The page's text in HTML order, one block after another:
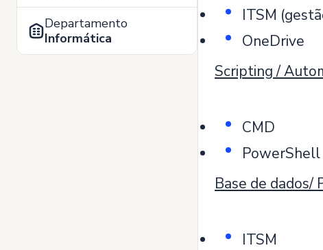
Departamento
Informática
ITSM
OneDrive
Scripting /
CMD
PowerShell
Base de dados/
ITSM